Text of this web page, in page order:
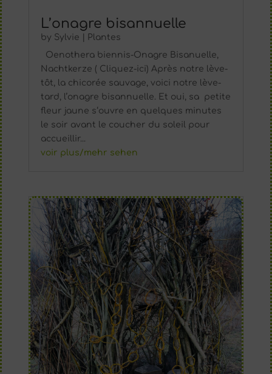
L’onagre bisannuelle
by Sylvie
Plantes
Oenothera biennis-Onagre Bisanuelle,
Nachtkerze ( Cliquez-ici) Après notre lève-
tôt, la chicorée sauvage, voici notre lève-
tard, l’onagre bisannuelle. Et oui, sa petite
fleur jaune s‘ouvre en quelques minutes
le soir avant le coucher du soleil pour
accueillir...
voir plus/mehr sehen